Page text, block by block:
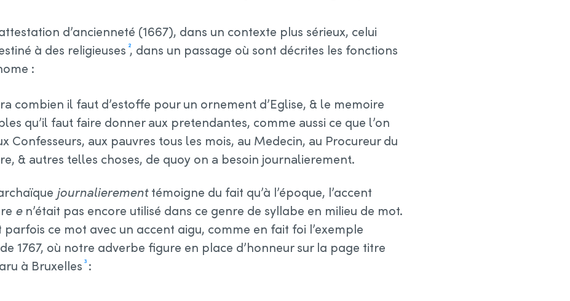
d’ancienneté (1667), dans un contexte plus sérieux, celui
à des religieuses 2, dans un passage où sont décrites les fonctions
:
combien il faut d’estoffe pour un ornement d’Eglise, & le memoire
qu’il faut faire donner aux pretendantes, comme aussi ce que l’on
Confesseurs, aux pauvres tous les mois, au Medecin, au Procureur du
& autres telles choses, de quoy on a besoin journalierement.
journalierementtémoigne du fait qu’à l’époque, l’accent
en’était pas encore utilisé dans ce genre de syllabe en milieu de mot.
ce mot avec un accent aigu, comme en fait foi l’exemple
1767, où notre adverbe figure en place d’honneur sur la page titre
à Bruxelles 3: